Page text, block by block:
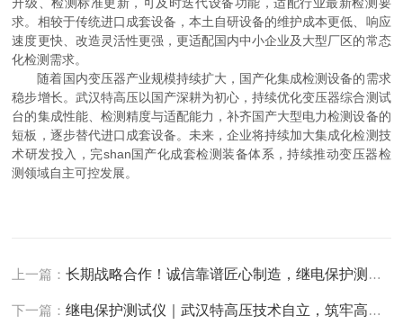
求。相较于传统进口成套设备，本土自研设备的维护成本更低、响应
速度更快、改造灵活性更强，更适配国内中小企业及大型厂区的常态
化检测需求。
随着国内变压器产业规模持续扩大，国产化集成检测设备的需求
稳步增长。武汉特高压以国产深耕为初心，持续优化变压器综合测试
台的集成性能、检测精度与适配能力，补齐国产大型电力检测设备的
短板，逐步替代进口成套设备。未来，企业将持续加大集成化检测技
术研发投入，完shan国产化成套检测装备体系，持续推动变压器检
测领域自主可控发展。
上一篇：长期战略合作！诚信靠谱匠心制造，继电保护测试仪认准武汉特高压电力科技
下一篇：继电保护测试仪｜武汉特高压技术自立，筑牢高压试验自主根基